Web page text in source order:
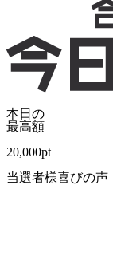
本日の
最高額
20,000pt
当選者様喜びの声